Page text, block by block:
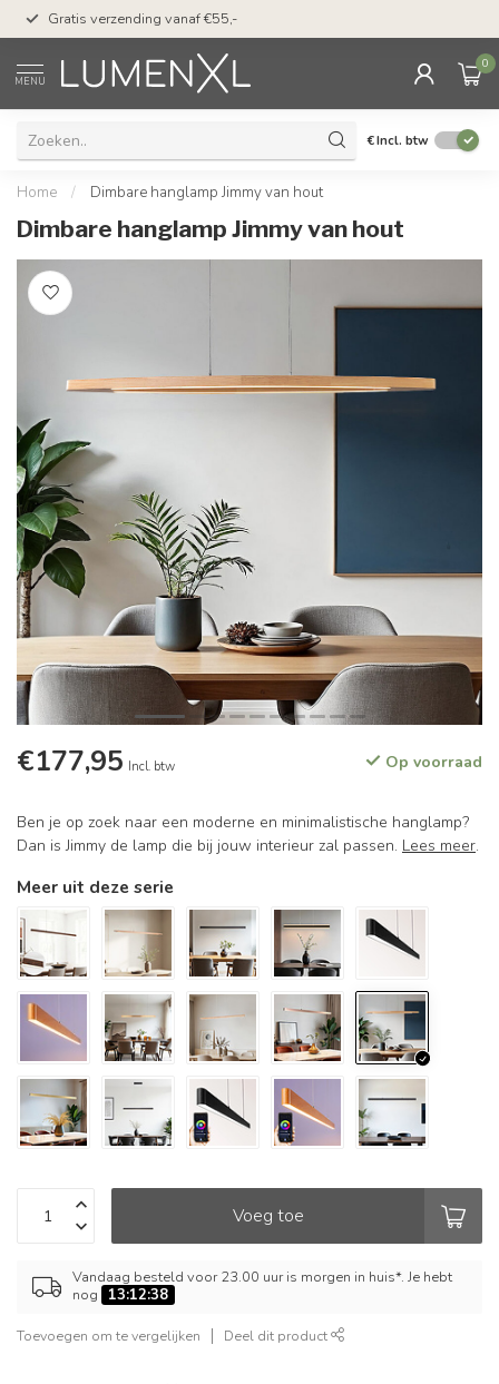
Gratis verzending vanaf €55,-
MENU
0
€Incl. btw
Home / Dimbare hanglamp Jimmy van hout
Dimbare hanglamp Jimmy van hout
€177,95 Incl. btw Op voorraad
Ben je op zoek naar een moderne en minimalistische hanglamp?
Dan is Jimmy de lamp die bij jouw interieur zal passen. Lees meer.
Meer uit deze serie
Voeg toe
Vandaag besteld voor 23.00 uur is morgen in huis*. Je hebt
nog
13:12:37
Toevoegen om te vergelijken Deel dit product